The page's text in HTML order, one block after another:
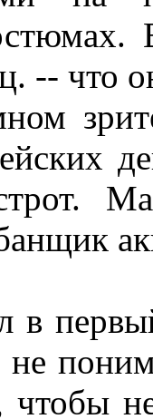
-- что
не
чтобы